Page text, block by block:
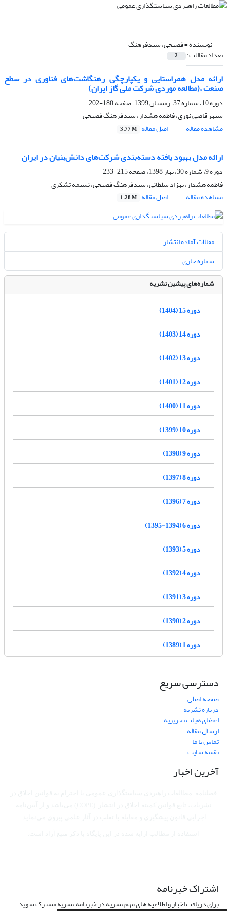
نویسنده =فصیحی، سیدفرهنگ
تعداد مقالات: 2
ارائه مدل همراستایی و یکپارچگی رهنگاشت‌های فناوری در سطح
صنعت ،(مطالعه موردی شرکت ملی گاز ایران)
دوره 10، شماره 37، زمستان 1399، صفحه
180-202
سپهر قاضی نوری، فاطمه هشدار، سیدفرهنگ فصیحی
مشاهده مقاله
اصل مقاله 3.77 M
ارائه مدل بهبود یافته دسته‌بندی شرکت‌های دانش‌بنیان در ایران
دوره 9، شماره 30، بهار 1398، صفحه
215-233
فاطمه هشدار، بهزاد سلطانی، سیدفرهنگ فصیحی، نسیمه تشکری
مشاهده مقاله
اصل مقاله 1.28 M
مقالات آماده انتشار
شماره جاری
شماره‌های پیشین نشریه
دوره 15 (1404)
دوره 14 (1403)
دوره 13 (1402)
دوره 12 (1401)
دوره 11 (1400)
دوره 10 (1399)
دوره 9 (1398)
دوره 8 (1397)
دوره 7 (1396)
دوره 6 (1394-1395)
دوره 5 (1393)
دوره 4 (1392)
دوره 3 (1391)
دوره 2 (1390)
دوره 1 (1389)
دسترسی سریع
صفحه اصلی
درباره نشریه
اعضای هیات تحریریه
ارسال مقاله
تماس با ما
نقشه سایت
آخرین اخبار
اشتراک خبرنامه
برای دریافت اخبار و اطلاعیه های مهم نشریه در خبرنامه نشریه مشترک شوید.